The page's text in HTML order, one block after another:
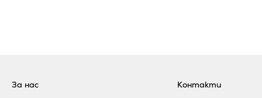
За нас Контакти